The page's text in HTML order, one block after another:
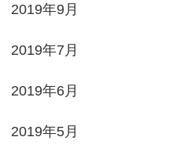
2019年9月
2019年7月
2019年6月
2019年5月